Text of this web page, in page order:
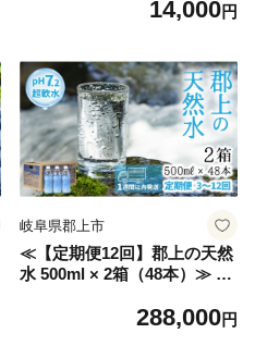
ー 冷凍 スムージー ヨーグル
ー 冷凍 国産 1㎏ ブルーベリ
ー 冷凍 大粒 国産 ブルーベリ
ー 冷凍 国産 1㎏ ブルーベリ
ー 冷凍 大粒 国産 ブルーベリ
ー 冷凍 国産 1㎏ ブルーベリ
ー 冷凍 大粒 国産 1㎏ 冷凍 無
農薬 大粒
14,000円
岐阜県郡上市
≪【定期便12回】郡上の天然
水 500ml × 2箱（48本）≫ 清
然水 定期 定期配送 12回 1年288,000円